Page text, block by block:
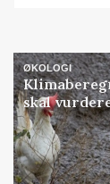
ØKOLOGI
skal